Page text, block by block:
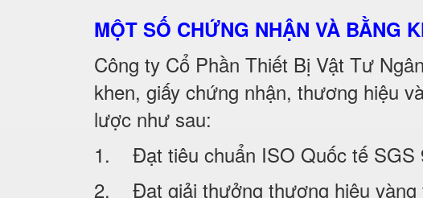
MỘT SỐ CHỨNG NHẬN VÀ BẰNG
Công ty Cổ Phần Thiết Bị Vật Tư
khen, giấy chứng nhận, thương hiệu
lược như sau:
1. Đạt tiêu chuẩn ISO Quốc tế SGS
2. Đạt giải thưởng thương hiệu vàng